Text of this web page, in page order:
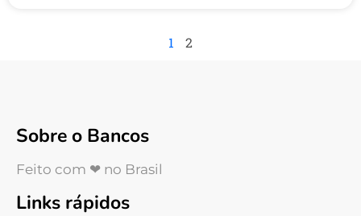
1 2
Sobre o Bancos
Feito com ❤ no Brasil
Links rápidos